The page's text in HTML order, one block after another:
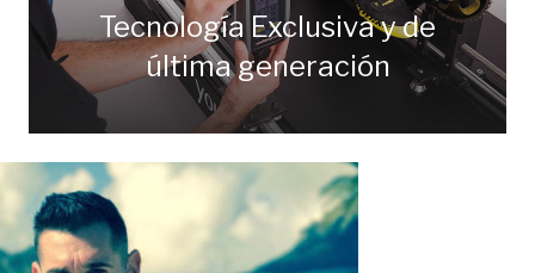
Tecnología Exclusiva y de
última generación